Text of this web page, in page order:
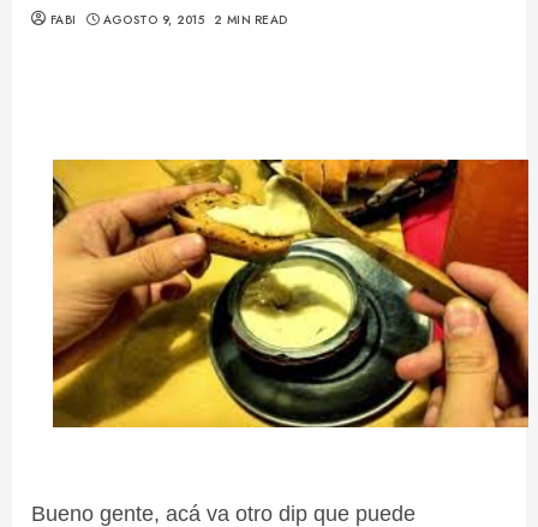
FABI AGOSTO 9, 2015 2 MIN READ
Bueno gente, acá va otro dip que puede